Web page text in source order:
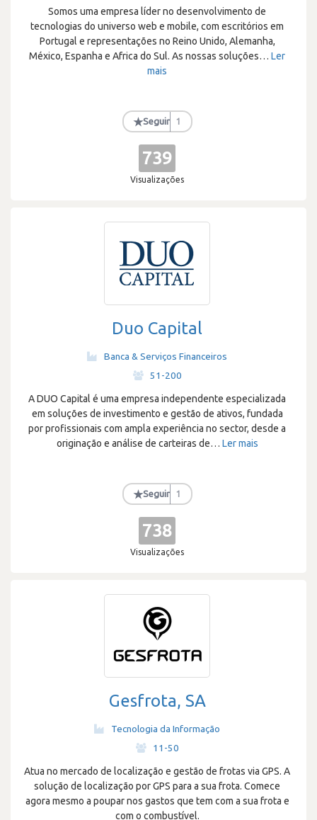
Somos uma empresa líder no desenvolvimento de
tecnologias do universo web e mobile, com escritórios em
Portugal e representações no Reino Unido, Alemanha,
México, Espanha e Africa do Sul. As nossas soluções… Ler
mais
★Seguir 1
739
Visualizações
Duo Capital
Banca & Serviços Financeiros
51-200
A DUO Capital é uma empresa independente especializada
em soluções de investimento e gestão de ativos, fundada
por profissionais com ampla experiência no sector, desde a
originação e análise de carteiras de… Ler mais
★Seguir 1
738
Visualizações
Gesfrota, SA
Tecnologia da Informação
11-50
Atua no mercado de localização e gestão de frotas via GPS. A
solução de localização por GPS para a sua frota. Comece
agora mesmo a poupar nos gastos que tem com a sua frota e
com o combustível.